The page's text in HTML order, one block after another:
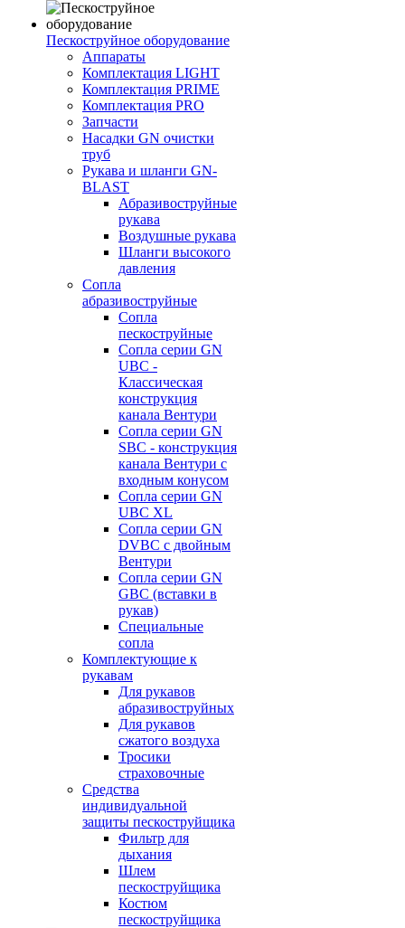
Пескоструйное оборудование
Аппараты
Комплектация LIGHT
Комплектация PRIME
Комплектация PRO
Запчасти
Насадки GN очистки
труб
Рукава и шланги GN-
BLAST
Абразивоструйные
рукава
Воздушные рукава
Шланги высокого
давления
Сопла
абразивоструйные
Сопла
пескоструйные
Сопла серии GN
UBC -
Классическая
конструкция
канала Вентури
Сопла серии GN
SBC - конструкция
канала Вентури c
входным конусом
Сопла серии GN
UBC XL
Сопла серии GN
DVBC с двойным
Вентури
Сопла серии GN
GBC (вставки в
рукав)
Специальные
сопла
Комплектующие к
рукавам
Для рукавов
абразивоструйных
Для рукавов
сжатого воздуха
Тросики
страховочные
Средства
индивидуальной
защиты пескоструйщика
Фильтр для
дыхания
Шлем
пескоструйщика
Костюм
пескоструйщика